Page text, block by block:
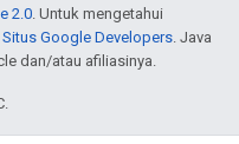
2.0. Untuk mengetahui
Google Developers. Java
dan/atau afiliasinya.